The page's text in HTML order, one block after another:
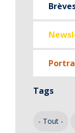
Tags
- Tout -